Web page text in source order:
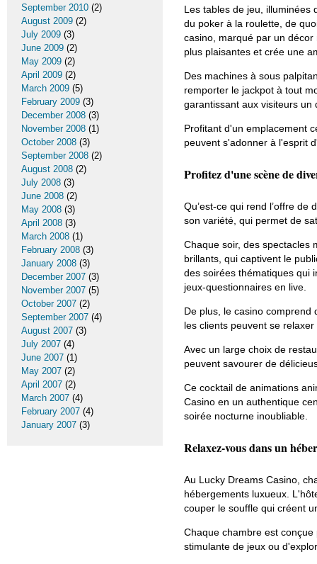
Les tables de jeu, illuminées
du poker à la roulette, de
casino, marqué par un
plus plaisantes et crée une
Des machines à sous
remporter le jackpot à tout
garantissant aux visiteurs
Profitant d'un emplacement
peuvent s'adonner à l'esprit
Profitez d'une scène de
Qu’est-ce qui rend l’offre
son variété, qui permet de
Chaque soir, des spectacles
brillants, qui captivent le
des soirées thématiques qui
jeux-questionnaires en live.
De plus, le casino
les clients peuvent se
Avec un large choix de
peuvent savourer de
Ce cocktail de animations
Casino en un authentique
soirée nocturne inoubliable.
Relaxez-vous dans un
Au Lucky Dreams Casino,
hébergements luxueux.
couper le souffle qui créent
Chaque chambre est
stimulante de jeux ou
September 2010 (2)
August 2009 (2)
July 2009 (3)
June 2009 (2)
May 2009 (2)
April 2009 (2)
March 2009 (5)
February 2009 (3)
December 2008 (3)
November 2008 (1)
October 2008 (3)
September 2008 (2)
August 2008 (2)
July 2008 (3)
June 2008 (2)
May 2008 (3)
April 2008 (3)
March 2008 (1)
February 2008 (3)
January 2008 (3)
December 2007 (3)
November 2007 (5)
October 2007 (2)
September 2007 (4)
August 2007 (3)
July 2007 (4)
June 2007 (1)
May 2007 (2)
April 2007 (2)
March 2007 (4)
February 2007 (4)
January 2007 (3)